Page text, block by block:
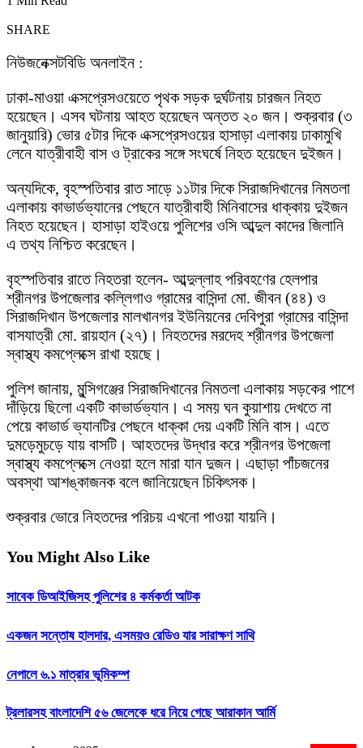
SHARE
নিউজনেক্সটবিডি অনলাইন :
ঢাকা-মাওয়া এক্সপ্রেসওয়েতে পৃথক সড়ক দুর্ঘটনায় চারজন নিহত
হয়েছেন। এসব ঘটনায় আহত হয়েছেন অন্তত ২০ জন। শুক্রবার (৩
জানুয়ারি) ভোর ৫টার দিকে এক্সপ্রেসওয়ের হাসাড়া এলাকায় ঢাকামুখি
লেনে যাত্রীবাহী বাস ও ট্রাকের সঙ্গে সংঘর্ষে নিহত হয়েছেন দুইজন।
অন্যদিকে, বৃহস্পতিবার রাত সাড়ে ১১টার দিকে সিরাজদিখানের নিমতলা
এলাকায় কাভার্ডভ্যানের পেছনে যাত্রীবাহী মিনিবাসের ধাক্কায় দুইজন
নিহত হয়েছেন। হাসাড়া হাইওয়ে পুলিশের ওসি আব্দুল কাদের জিলানি
এ তথ্য নিশ্চিত করেছেন।
বৃহস্পতিবার রাতে নিহতরা হলেন- আব্দুল্লাহ পরিবহণের হেলপার
শ্রীনগর উপজেলার কল্লিগাও গ্রামের বাসিন্দা মো. জীবন (৪৪) ও
সিরাজদিখান উপজেলার মালখানগর ইউনিয়নের দেবিপুরা গ্রামের বাসিন্দা
বাসযাত্রী মো. রায়হান (২৭)। নিহতদের মরদেহ শ্রীনগর উপজেলা
স্বাস্থ্য কমপ্লেক্সে রাখা হয়ছে।
পুলিশ জানায়, মুন্সিগঞ্জের সিরাজদিখানের নিমতলা এলাকায় সড়কের পাশে
দাঁড়িয়ে ছিলো একটি কাভার্ডভ্যান। এ সময় ঘন কুয়াশায় দেখতে না
পেয়ে কাভার্ড ভ্যানটির পেছনে ধাক্কা দেয় একটি মিনি বাস। এতে
দুমড়েমুচড়ে যায় বাসটি। আহতদের উদ্ধার করে শ্রীনগর উপজেলা
স্বাস্থ্য কমপ্লেক্সে নেওয়া হলে মারা যান দুজন। এছাড়া পাঁচজনের
অবস্থা আশঙ্কাজনক বলে জানিয়েছেন চিকিৎসক।
শুক্রবার ভোরে নিহতদের পরিচয় এখনো পাওয়া যায়নি।
You Might Also Like
সাবেক ডিআইজিসহ পুলিশের ৪ কর্মকর্তা আটক
একজন সন্তোষ হালদার, এসময়ও রেডিও যার সারাক্ষণ সাথি
নেপালে ৬.১ মাত্রার ভূমিকম্প
ট্রলারসহ বাংলাদেশি ৫৬ জেলেকে ধরে নিয়ে গেছে আরাকান আর্মি